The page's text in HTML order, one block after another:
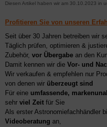
Diesen Artikel haben wir am 30.10.2023 in
Profitieren Sie von unseren
Seit über 30 Jahren betreiben wir
Täglich prüfen, optimieren &
Zubehör, vor Übergabe an den
Damit kennen wir die Vor- und
Wir verkaufen & empfehlen nur
von denen wir überzeugt sind
Für eine umfassende,
sehr viel Zeit für Sie
Als erster Astronomiefachhändler
Videoberatung an,